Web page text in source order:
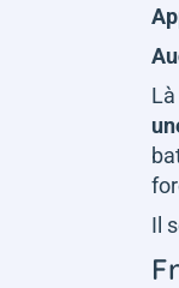
Il